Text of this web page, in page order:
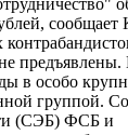
сообщает
предъявлены.
в особо
группой.
(СЭБ) ФСБ и